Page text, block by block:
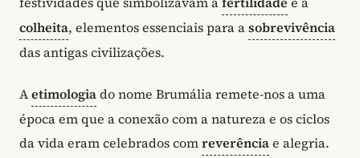
colheita, elementos essenciais para asobrevivência
das antigas civilizações.
Aetimologiado nome Brumália remete-nos a uma
época em que a conexão com a natureza e os ciclos
da vida eram celebrados comreverênciae alegria.